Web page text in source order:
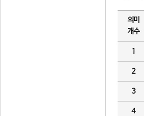
의미
개수
1
2
3
4